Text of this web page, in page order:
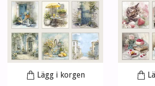
Lägg i korgen